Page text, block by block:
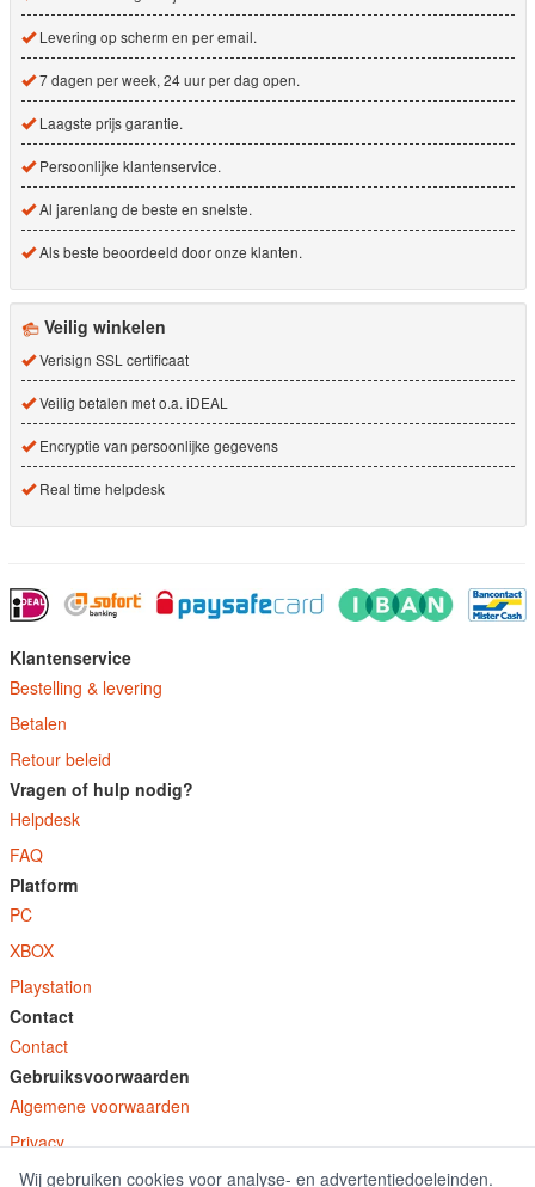
Levering op scherm en per email.
7 dagen per week, 24 uur per dag open.
Laagste prijs garantie.
Persoonlijke klantenservice.
Al jarenlang de beste en snelste.
Als beste beoordeeld door onze klanten.
Veilig winkelen
Verisign SSL certificaat
Veilig betalen met o.a. iDEAL
Encryptie van persoonlijke gegevens
Real time helpdesk
Klantenservice
Bestelling & levering
Betalen
Retour beleid
Vragen of hulp nodig?
Helpdesk
FAQ
Platform
PC
XBOX
Playstation
Contact
Contact
Gebruiksvoorwaarden
Algemene voorwaarden
Privacy
Wij gebruiken cookies voor analyse- en advertentiedoeleinden.